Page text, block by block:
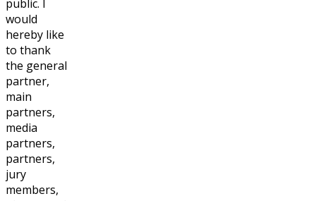
public. I
would
hereby like
to thank
the general
partner,
main
partners,
media
partners,
partners,
jury
members,